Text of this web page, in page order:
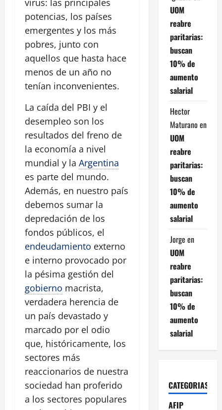
potencias, los países
emergentes y los más
pobres, junto con
aquellos que hasta hace
menos de un año no
tenían inconvenientes.
La caída del PBI y el
desempleo son los
resultados del freno de
la economía a nivel
mundial y la Argentina
es parte del mundo.
Además, en nuestro país
debemos sumar la
depredación de los
fondos públicos, el
endeudamiento externo
e interno provocado por
la pésima gestión del
gobierno macrista,
verdadera herencia de
un país devastado y
marcado por el odio
que, históricamente, los
sectores más
reaccionarios de nuestra
sociedad han proferido
a los sectores populares
UOM
reabre
paritarias:
buscan
10% de
aumento
salarial
Hector
Maturano en
UOM
reabre
paritarias:
buscan
10% de
aumento
salarial
Jorge en
UOM
reabre
paritarias:
buscan
10% de
aumento
salarial
CATEGORIAS
AFIP